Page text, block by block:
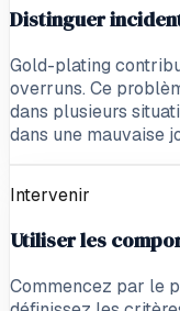
Distinguer
Gold-plating
overruns. Ce
dans plusieurs
dans une mauvaise
Intervenir
Utiliser les
Commencez par le